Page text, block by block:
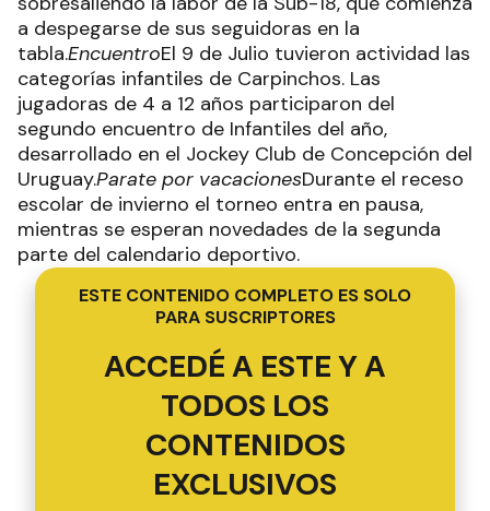
a despegarse de sus seguidoras en la
tabla.EncuentroEl 9 de Julio tuvieron actividad las
categorías infantiles de Carpinchos. Las
jugadoras de 4 a 12 años participaron del
segundo encuentro de Infantiles del año,
desarrollado en el Jockey Club de Concepción del
Uruguay.Parate por vacacionesDurante el receso
escolar de invierno el torneo entra en pausa,
mientras se esperan novedades de la segunda
parte del calendario deportivo.
ESTE CONTENIDO COMPLETO ES SOLO
PARA SUSCRIPTORES
ACCEDÉ A ESTE Y A
TODOS LOS
CONTENIDOS
EXCLUSIVOS